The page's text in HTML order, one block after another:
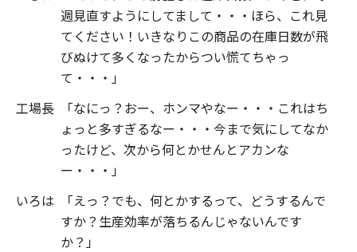
週見直すようにしてまして・・・ほら、これ見
てください！いきなりこの商品の在庫日数が飛
びぬけて多くなったからつい慌てちゃっ
て・・・」
工場長
「なにっ？おー、ホンマやなー・・・これはち
ょっと多すぎるなー・・・今まで気にしてなか
ったけど、次から何とかせんとアカンな
ー・・・」
いろは
「えっ？でも、何とかするって、どうするんで
すか？生産効率が落ちるんじゃないんです
か？」